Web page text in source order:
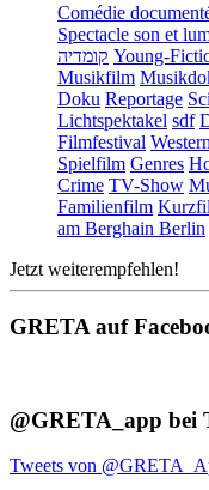
Comédie
Spectacle son et
קומדיה Young-
Musikfilm
Doku Reportage
Lichtspektakel sdf
Filmfestival Western
Spielfilm Genres
Crime TV-Show
Familienfilm
am Berghain Berlin
Jetzt weiterempfehlen!
GRETA auf
@GRETA_app bei
Tweets von